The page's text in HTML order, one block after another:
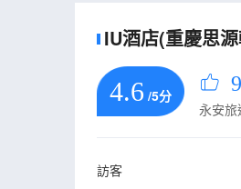
IU酒店(重慶思
4.6 /5分
永安旅
訪客